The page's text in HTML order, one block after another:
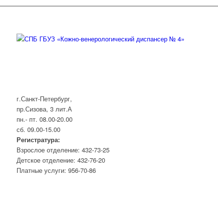
г.Санкт-Петербург,
пр.Сизова, 3 лит.А
пн.- пт. 08.00-20.00
сб. 09.00-15.00
Регистратура:
Взрослое отделение: 432-73-25
Детское отделение: 432-76-20
Платные услуги: 956-70-86